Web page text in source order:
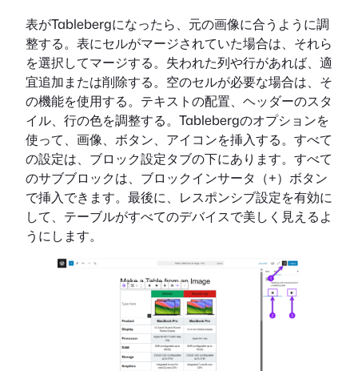
表がTablebergになったら、元の画像に合うように調
整する。表にセルがマージされていた場合は、それら
を選択してマージする。失われた列や行があれば、適
宜追加または削除する。空のセルが必要な場合は、そ
の機能を使用する。テキストの配置、ヘッダーのスタ
イル、行の色を調整する。Tablebergのオプションを
使って、画像、ボタン、アイコンを挿入する。すべて
の設定は、ブロック設定タブの下にあります。すべて
のサブブロックは、ブロックインサータ（+）ボタン
で挿入できます。最後に、レスポンシブ設定を有効に
して、テーブルがすべてのデバイスで美しく見えるよ
うにします。